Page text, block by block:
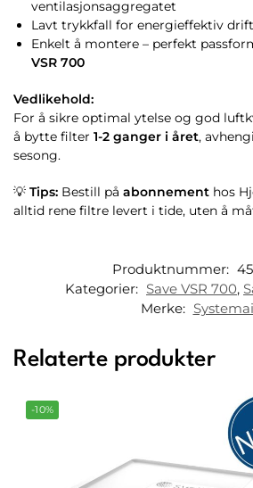
ventilasjonsaggregatet
Lavt trykkfall for energieffektiv drift
Enkelt å montere – perfekt
VSR 700
Vedlikehold:
For å sikre optimal ytelse og god
å bytte filter 1-2 ganger i året,
sesong.
💡 Tips: Bestill på abonnement hos
alltid rene filtre levert i tide, uten å
Produktnummer:
Kategorier: Save VSR 700,
Merke:
Relaterte produkter
-10%